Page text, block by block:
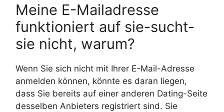
Meine E-Mailadresse
funktioniert auf sie-sucht-
sie nicht, warum?
Wenn Sie sich nicht mit Ihrer E-Mail-Adresse
anmelden können, könnte es daran liegen,
dass Sie bereits auf einer anderen Dating-Seite
desselben Anbieters registriert sind. Sie